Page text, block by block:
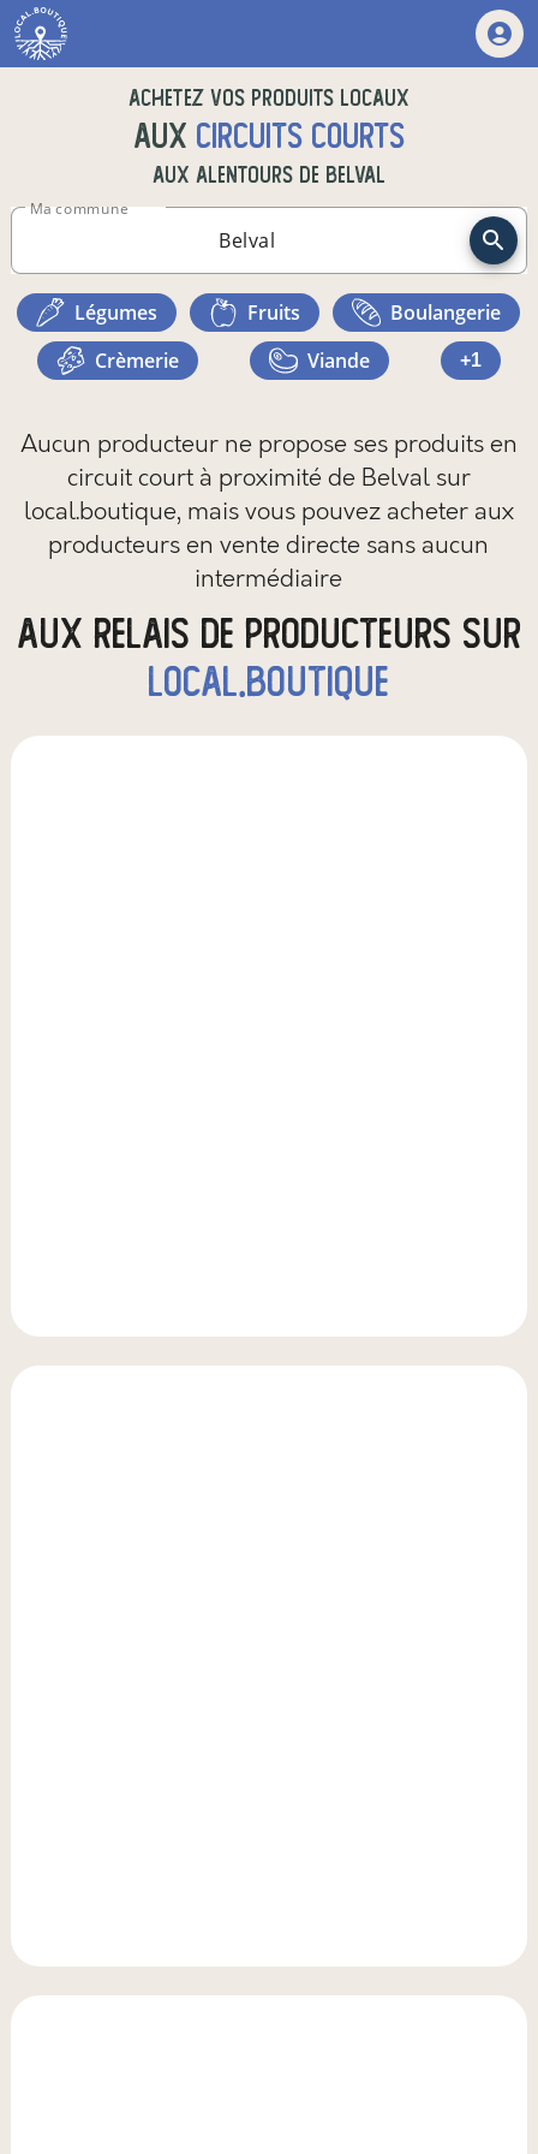
Achetez vos produits locaux
aux circuits courts
aux alentours de Belval
Ma commune
légumes fruits
boulangerie
crèmerie
viande +1
Aucun producteur ne propose ses produits en
circuit court à proximité de Belval sur
local.boutique, mais vous pouvez acheter aux
producteurs en vente directe sans aucun
intermédiaire
aux relais de producteurs sur
local.boutique